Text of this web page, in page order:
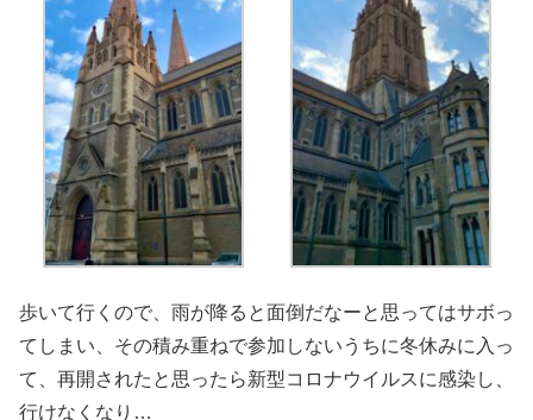
歩いて行くので、雨が降ると面倒だなーと思ってはサボっ
てしまい、その積み重ねで参加しないうちに冬休みに入っ
て、再開されたと思ったら新型コロナウイルスに感染し、
行けなくなり…